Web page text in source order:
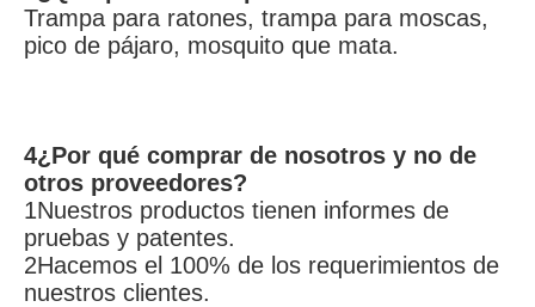
Trampa para ratones, trampa para moscas,
pico de pájaro, mosquito que mata.
4¿Por qué comprar de nosotros y no de
otros proveedores?
1Nuestros productos tienen informes de
pruebas y patentes.
2Hacemos el 100% de los requerimientos de
nuestros clientes.